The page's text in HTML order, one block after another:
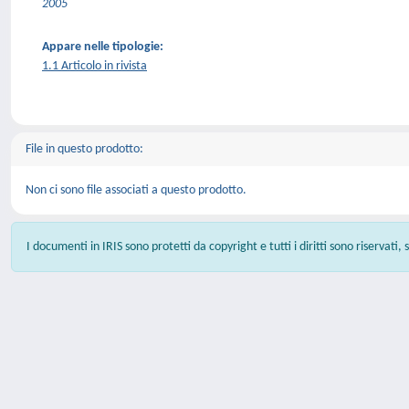
2005
Appare nelle tipologie:
1.1 Articolo in rivista
File in questo prodotto:
Non ci sono file associati a questo prodotto.
I documenti in IRIS sono protetti da copyright e tutti i diritti sono riservati,